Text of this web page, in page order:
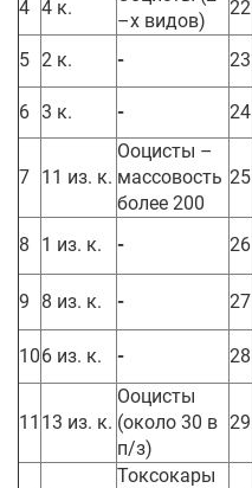
4 4 к.
–х видов)
22
5 2 к. - 23
6 3 к. - 24
7 11 из. к.
Ооцисты –
массовость
более 200
25
8 1 из. к. - 26
9 8 из. к. - 27
106 из. к. - 28
11 13 из. к.
Ооцисты
(около 30 в
п/з)
29
Токсокары